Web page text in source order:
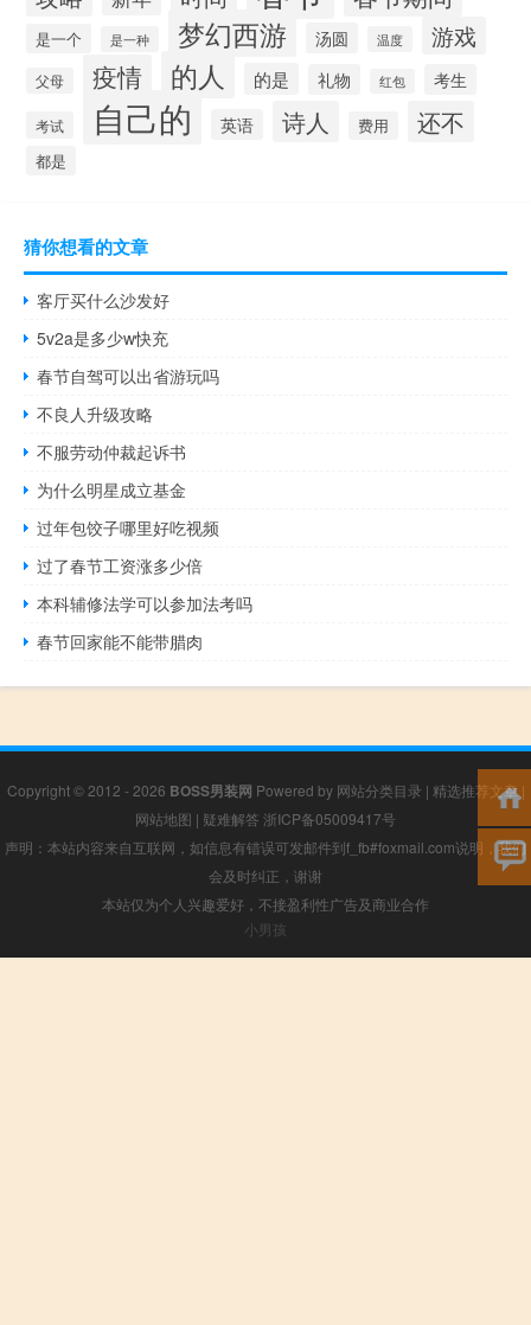
是一个 是一种 梦幻西游 汤圆 温度 游戏
父母 疫情 的人 的是 礼物 红包 考生
考试 自己的 英语 诗人 费用 还不
都是
猜你想看的文章
客厅买什么沙发好
5v2a是多少w快充
春节自驾可以出省游玩吗
不良人升级攻略
不服劳动仲裁起诉书
为什么明星成立基金
过年包饺子哪里好吃视频
过了春节工资涨多少倍
本科辅修法学可以参加法考吗
春节回家能不能带腊肉
Copyright © 2012 - 2026 BOSS男装网 Powered by 网站分类目录 | 精选推荐文章|
网站地图 | 疑难解答 浙ICP备05009417号
声明：本站内容来自互联网，如信息有错误可发邮件到f_fb#foxmail.com说明，我们
会及时纠正，谢谢
本站仅为个人兴趣爱好，不接盈利性广告及商业合作
小男孩